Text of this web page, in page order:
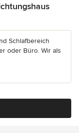
Schlafbereich
oder Büro. Wir als